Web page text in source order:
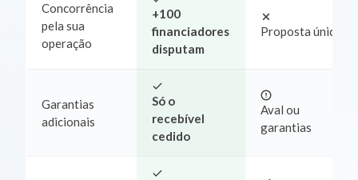
Concorrência
pela sua
operação
+100
financiadores
disputam
Proposta única
Garantias
adicionais
Só o
recebível
cedido
Aval ou
garantias